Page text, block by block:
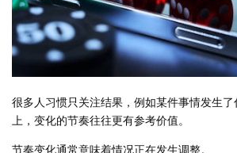
很多人习惯只关注结果，例如某件事情发生
上，变化的节奏往往更有参考价值。
节奏变化通常意味着情况正在发生调整。